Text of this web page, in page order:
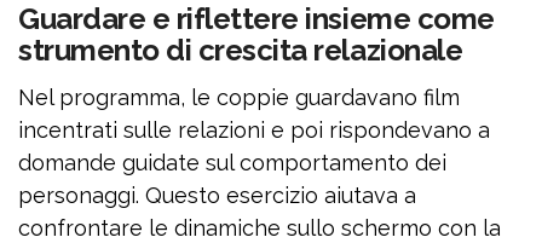
Guardare e riflettere insieme come
strumento di crescita relazionale
Nel programma, le coppie guardavano film
incentrati sulle relazioni e poi rispondevano a
domande guidate sul comportamento dei
personaggi. Questo esercizio aiutava a
confrontare le dinamiche sullo schermo con la